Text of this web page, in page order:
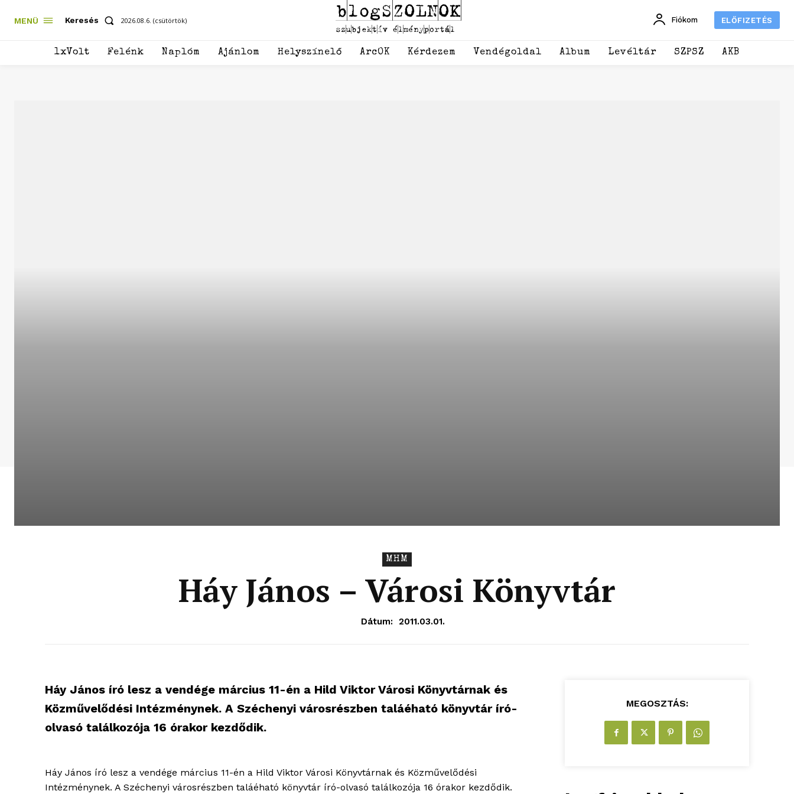
blogSZOLNOK
MENÜ Keresés 2026.08.6. (csütörtök) Fiókom ELŐFIZETÉS
1xVolt Felénk Naplóm Ajánlom Helyszínelő ArcOK Kérdezem Vendégoldal Album Levéltár SZPSZ AKB
MHM
Háy János – Városi Könyvtár
Dátum: 2011.03.01.
Háy János író lesz a vendége március 11-én a Hild Viktor Városi Könyvtárnak és
Közművelődési Intézménynek. A Széchenyi városrészben taláéható könyvtár író-
olvasó találkozója 16 órakor kezdődik.
Háy János író lesz a vendége március 11-én a Hild Viktor Városi Könyvtárnak és Közművelődési
Intézménynek. A Széchenyi városrészben taláéható könyvtár író-olvasó találkozója 16 órakor kezdődik.
MEGOSZTÁS: